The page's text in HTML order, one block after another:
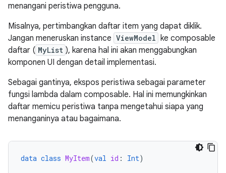
menangani peristiwa pengguna.
Misalnya, pertimbangkan daftar item yang dapat diklik.
Jangan meneruskan instance ViewModel ke composable
daftar ( MyList ), karena hal ini akan menggabungkan
komponen UI dengan detail implementasi.
Sebagai gantinya, ekspos peristiwa sebagai parameter
fungsi lambda dalam composable. Hal ini memungkinkan
daftar memicu peristiwa tanpa mengetahui siapa yang
menanganinya atau bagaimana.
data class MyItem(val id : Int)